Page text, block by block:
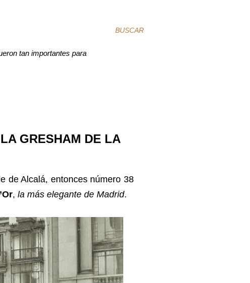
BUSCAR
tan importantes para
GRESHAM DE LA
de Alcalá, entonces número 38
, la más elegante de Madrid.